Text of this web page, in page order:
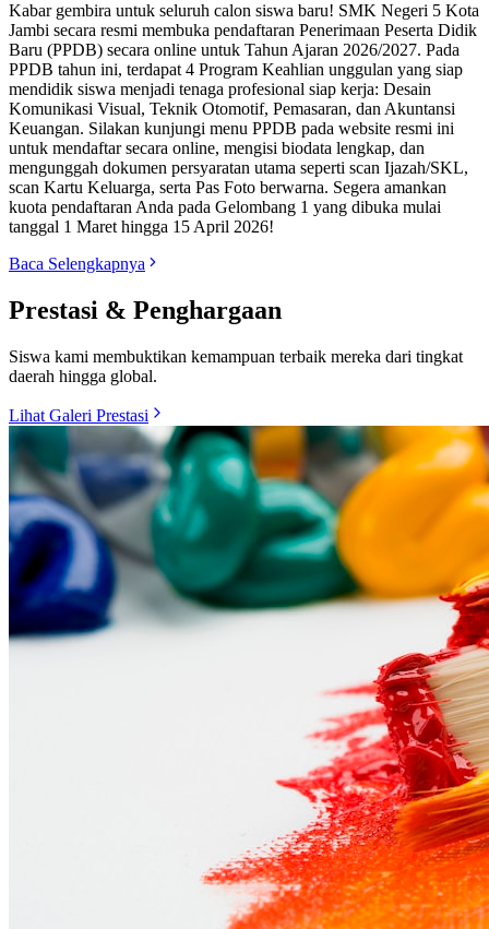
Kabar gembira untuk seluruh calon siswa baru! SMK Negeri 5 Kota
Jambi secara resmi membuka pendaftaran Penerimaan Peserta Didik
Baru (PPDB) secara online untuk Tahun Ajaran 2026/2027. Pada
PPDB tahun ini, terdapat 4 Program Keahlian unggulan yang siap
mendidik siswa menjadi tenaga profesional siap kerja: Desain
Komunikasi Visual, Teknik Otomotif, Pemasaran, dan Akuntansi
Keuangan. Silakan kunjungi menu PPDB pada website resmi ini
untuk mendaftar secara online, mengisi biodata lengkap, dan
mengunggah dokumen persyaratan utama seperti scan Ijazah/SKL,
scan Kartu Keluarga, serta Pas Foto berwarna. Segera amankan
kuota pendaftaran Anda pada Gelombang 1 yang dibuka mulai
tanggal 1 Maret hingga 15 April 2026!
Baca Selengkapnya
Prestasi & Penghargaan
Siswa kami membuktikan kemampuan terbaik mereka dari tingkat
daerah hingga global.
Lihat Galeri Prestasi